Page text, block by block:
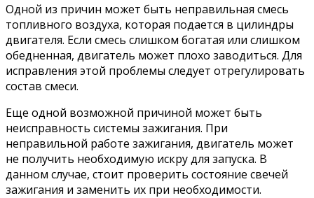
Одной из причин может быть неправильная смесь
топливного воздуха, которая подается в цилиндры
двигателя. Если смесь слишком богатая или слишком
обедненная, двигатель может плохо заводиться. Для
исправления этой проблемы следует отрегулировать
состав смеси.
Еще одной возможной причиной может быть
неисправность системы зажигания. При
неправильной работе зажигания, двигатель может
не получить необходимую искру для запуска. В
данном случае, стоит проверить состояние свечей
зажигания и заменить их при необходимости.